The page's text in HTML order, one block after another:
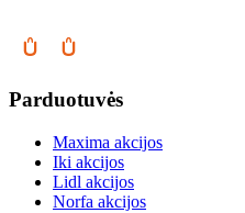
Parduotuvės
Maxima akcijos
Iki akcijos
Lidl akcijos
Norfa akcijos